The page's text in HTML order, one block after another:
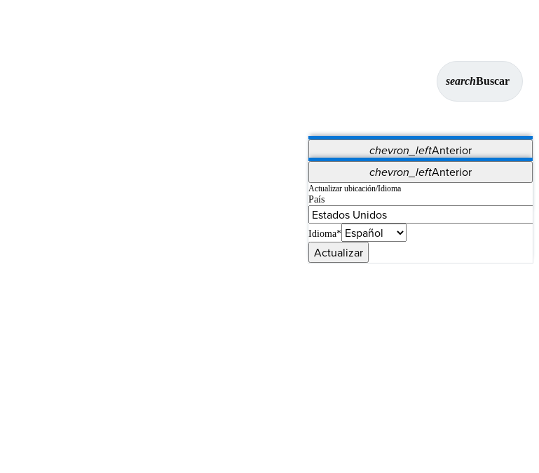
searchBuscar
chevron_leftAnterior
Vet Systems OrthoPedia Patient
Supplier Portal
Synergy Imaging & Resection
chevron_leftAnterior
Actualizar ubicación/Idioma
País
Idioma*
Actualizar